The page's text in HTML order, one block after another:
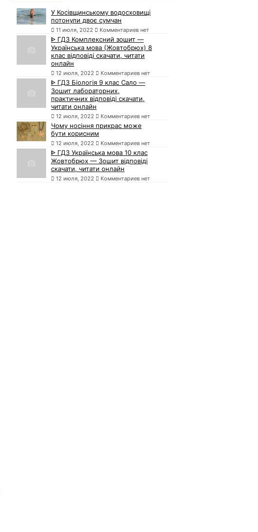
У Косівщинському водосховищі
потонули двоє сумчан
11 июля, 2022 Комментариев нет
ᐈ ГДЗ Комплексний зошит —
Українська мова (Жовтобрюх) 8
клас відповіді скачати, читати
онлайн
12 июля, 2022 Комментариев нет
ᐈ ГДЗ Біологія 9 клас Сало —
Зошит лабораторних,
практичних відповіді скачати,
читати онлайн
12 июля, 2022 Комментариев нет
Чому носіння прикрас може
бути корисним
12 июля, 2022 Комментариев нет
ᐈ ГДЗ Українська мова 10 клас
Жовтобрюх — Зошит відповіді
скачати, читати онлайн
12 июля, 2022 Комментариев нет